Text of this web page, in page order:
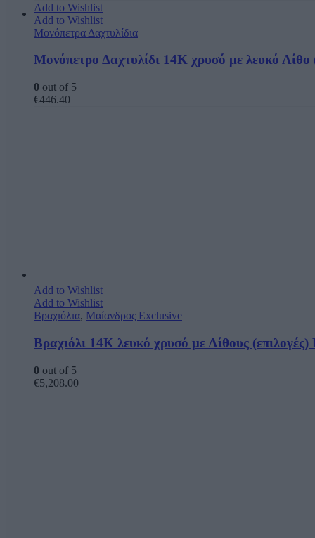
Add to Wishlist
Add to Wishlist
Μονόπετρα Δαχτυλίδια
Μονόπετρο Δαχτυλίδι 14Κ χρυσό με λευκό Λίθο
0 out of 5
€446.40
Add to Wishlist
Add to Wishlist
Βραχιόλια, Μαίανδρος Exclusive
Βραχιόλι 14Κ λευκό χρυσό με Λίθους (επιλογές)
0 out of 5
€5,208.00